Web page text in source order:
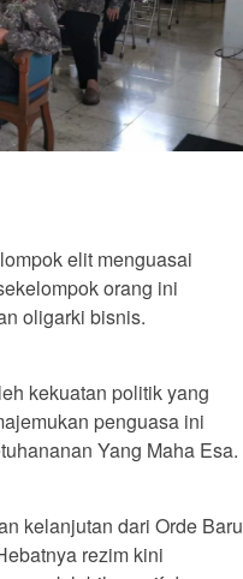
elit menguasai
orang ini
oligarki bisnis.
kekuatan politik yang
penguasa ini
Yang Maha Esa.
kelanjutan dari Orde Baru
rezim kini